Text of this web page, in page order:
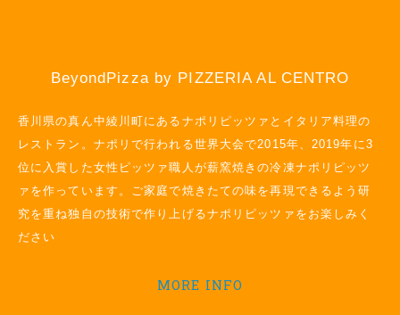
BeyondPizza by PIZZERIA AL CENTRO
香川県の真ん中綾川町にあるナポリピッツァとイタリア料理の
レストラン。ナポリで行われる世界大会で2015年、2019年に3
位に入賞した女性ピッツァ職人が薪窯焼きの冷凍ナポリピッツ
ァを作っています。ご家庭で焼きたての味を再現できるよう研
究を重ね独自の技術で作り上げるナポリピッツァをお楽しみく
ださい
MORE INFO